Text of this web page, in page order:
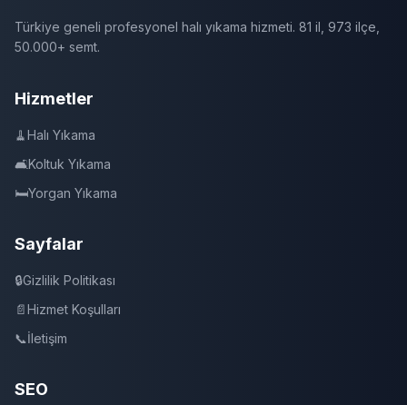
Türkiye geneli profesyonel halı yıkama hizmeti. 81 il, 973 ilçe,
50.000+ semt.
Hizmetler
🧹Halı Yıkama
🛋️Koltuk Yıkama
🛏️Yorgan Yıkama
Sayfalar
🔒Gizlilik Politikası
📄Hizmet Koşulları
📞İletişim
SEO